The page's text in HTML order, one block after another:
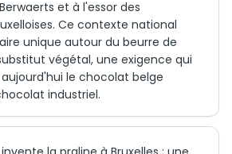
et à l'essor des
Ce contexte national
unique autour du beurre de
végétal, une exigence qui
le chocolat belge
industriel.